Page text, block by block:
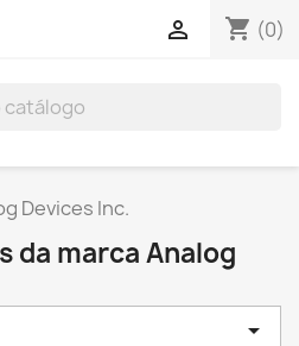
shopping_cart (0)

Devices Inc.
da marca Analog
